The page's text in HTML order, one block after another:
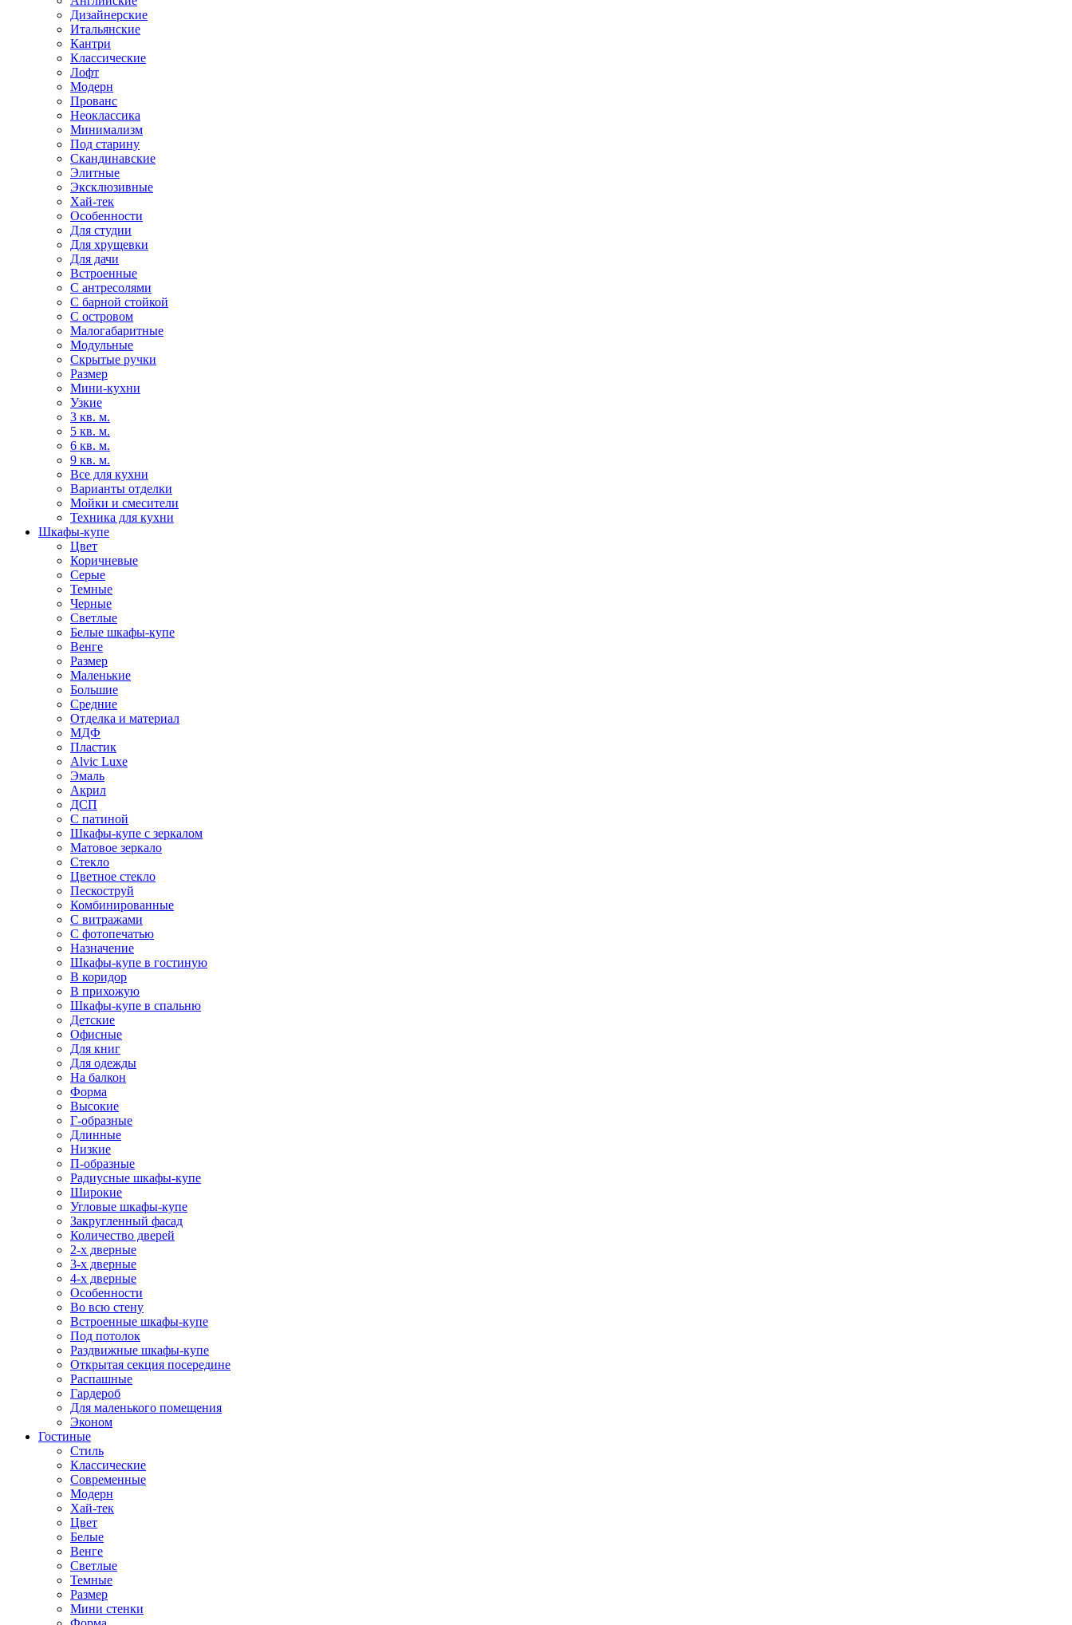
Дизайнерские
Итальянские
Кантри
Классические
Лофт
Модерн
Прованс
Неоклассика
Минимализм
Под старину
Скандинавские
Элитные
Эксклюзивные
Хай-тек
Особенности
Для студии
Для хрущевки
Для дачи
Встроенные
С антресолями
С барной стойкой
С островом
Малогабаритные
Модульные
Скрытые ручки
Размер
Мини-кухни
Узкие
3 кв. м.
5 кв. м.
6 кв. м.
9 кв. м.
Все для кухни
Варианты отделки
Мойки и смесители
Техника для кухни
Шкафы-купе
Цвет
Коричневые
Серые
Темные
Черные
Светлые
Белые шкафы-купе
Венге
Размер
Маленькие
Большие
Средние
Отделка и материал
МДФ
Пластик
Alvic Luxe
Эмаль
Акрил
ДСП
С патиной
Шкафы-купе с зеркалом
Матовое зеркало
Стекло
Цветное стекло
Пескоструй
Комбинированные
С витражами
С фотопечатью
Назначение
Шкафы-купе в гостиную
В коридор
В прихожую
Шкафы-купе в спальню
Детские
Офисные
Для книг
Для одежды
На балкон
Форма
Высокие
Г-образные
Длинные
Низкие
П-образные
Радиусные шкафы-купе
Широкие
Угловые шкафы-купе
Закругленный фасад
Количество дверей
2-х дверные
3-х дверные
4-х дверные
Особенности
Во всю стену
Встроенные шкафы-купе
Под потолок
Раздвижные шкафы-купе
Открытая секция посередине
Распашные
Гардероб
Для маленького помещения
Эконом
Гостиные
Стиль
Классические
Современные
Модерн
Хай-тек
Цвет
Белые
Венге
Светлые
Темные
Размер
Мини стенки